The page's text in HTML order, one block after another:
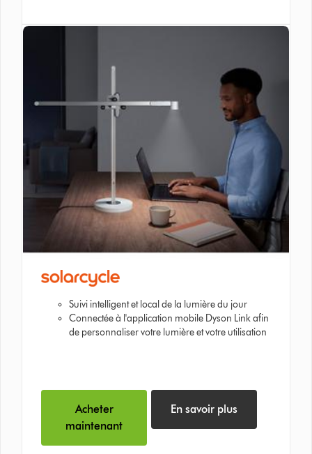
Suivi intelligent et local de la lumière du jour
Connectée à l'application mobile Dyson Link afin
de personnaliser votre lumière et votre utilisation
Acheter
maintenant
En savoir plus